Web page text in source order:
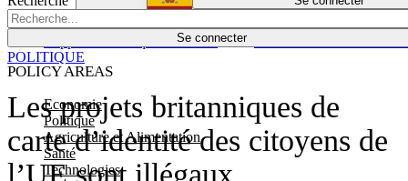
Se connecter
POLICY AREAS
Economie
Politique
Agriculture et Alimentation
Santé
Technologies
Économie
Español
Les projets britanniques de
carte d’identité des citoyens de
POLITIQUE